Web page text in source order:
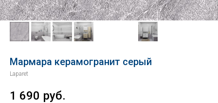
Мармара керамогранит серый
Laparet
1 690 руб.